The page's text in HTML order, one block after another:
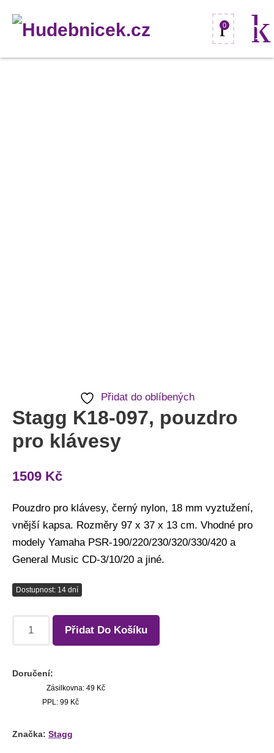
0
Přidat do oblíbených
Stagg K18-097, pouzdro
pro klávesy
1509 Kč
Pouzdro pro klávesy, černý nylon, 18 mm vyztužení,
vnější kapsa. Rozměry 97 x 37 x 13 cm. Vhodné pro
modely Yamaha PSR-190/220/230/320/330/420 a
General Music CD-3/10/20 a jiné.
Dostupnost: 14 dní
Přidat Do Košíku
Doručení:
Zásilkovna: 49 Kč
PPL: 99 Kč
Značka: Stagg